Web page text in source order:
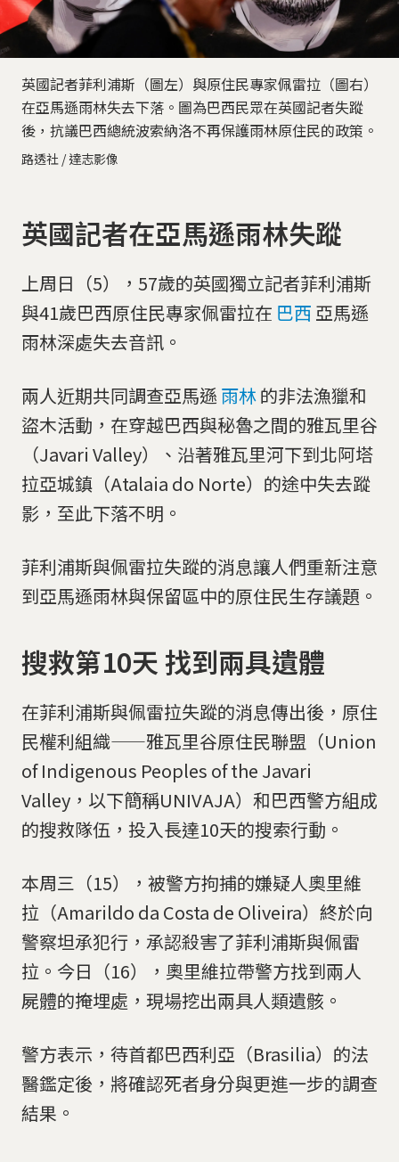
英國記者菲利浦斯（圖左）與原住民專家佩雷拉（圖右）
在亞馬遜雨林失去下落。圖為巴西民眾在英國記者失蹤
後，抗議巴西總統波索納洛不再保護雨林原住民的政策。
路透社 / 達志影像
英國記者在亞馬遜雨林失蹤
上周日（5），57歲的英國獨立記者菲利浦斯
與41歲巴西原住民專家佩雷拉在 巴西 亞馬遜
雨林深處失去音訊。
兩人近期共同調查亞馬遜 雨林的非法漁獵和
盜木活動，在穿越巴西與秘魯之間的雅瓦里谷
（Javari Valley）、沿著雅瓦里河下到北阿塔
拉亞城鎮（Atalaia do Norte）的途中失去蹤
影，至此下落不明。
菲利浦斯與佩雷拉失蹤的消息讓人們重新注意
到亞馬遜雨林與保留區中的原住民生存議題。
搜救第10天 找到兩具遺體
在菲利浦斯與佩雷拉失蹤的消息傳出後，原住
民權利組織——雅瓦里谷原住民聯盟（Union
of Indigenous Peoples of the Javari
Valley，以下簡稱UNIVAJA）和巴西警方組成
的搜救隊伍，投入長達10天的搜索行動。
本周三（15），被警方拘捕的嫌疑人奧里維
拉（Amarildo da Costa de Oliveira）終於向
警察坦承犯行，承認殺害了菲利浦斯與佩雷
拉。今日（16），奧里維拉帶警方找到兩人
屍體的掩埋處，現場挖出兩具人類遺骸。
警方表示，待首都巴西利亞（Brasilia）的法
醫鑑定後，將確認死者身分與更進一步的調查
結果。